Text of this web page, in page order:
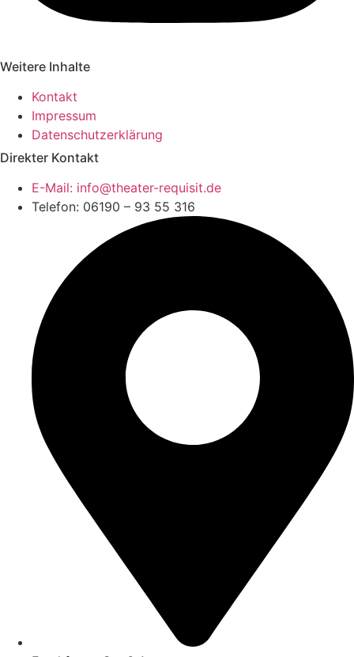
Weitere Inhalte
Kontakt
Impressum
Datenschutzerklärung
Direkter Kontakt
E-Mail: info@theater-requisit.de
Telefon: 06190 – 93 55 316